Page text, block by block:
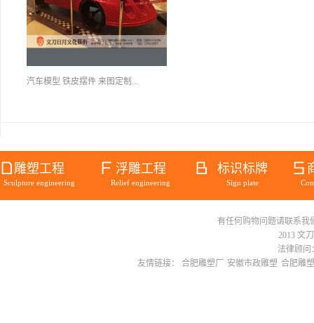
汽车模型 铁皮摆件 来图定制...
雕塑工程
Sculpture engineering
浮雕工程
Relief engineering
标识标牌
Sign plate
有任何购物问题请联系我
2013 文
法律顾问
友情链接： 合肥雕塑厂 安徽市政雕塑 合肥雕